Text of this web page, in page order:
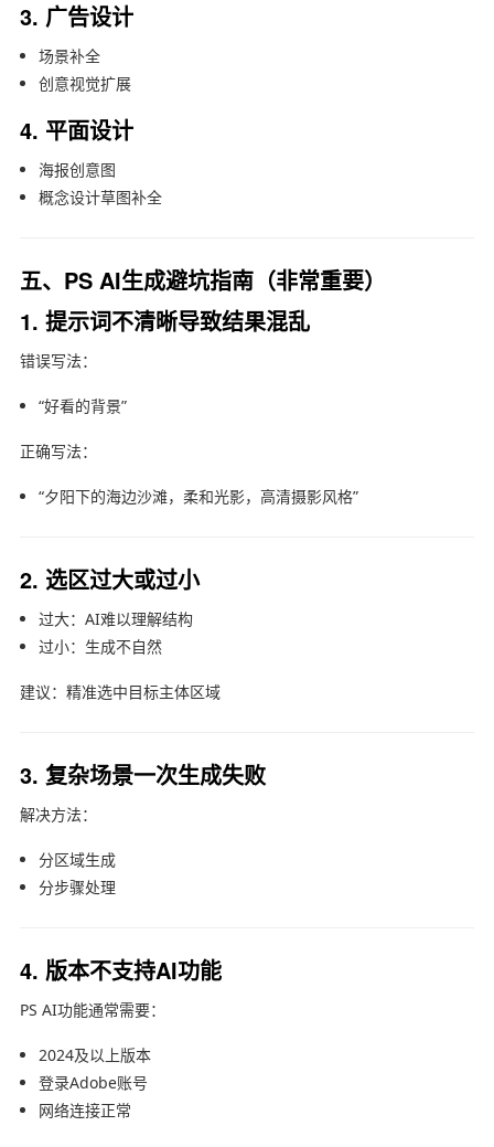
3. 广告设计
场景补全
创意视觉扩展
4. 平面设计
海报创意图
概念设计草图补全
五、PS AI生成避坑指南（非常重要）
1. 提示词不清晰导致结果混乱
错误写法：
“好看的背景”
正确写法：
“夕阳下的海边沙滩，柔和光影，高清摄影风格”
2. 选区过大或过小
过大：AI难以理解结构
过小：生成不自然
建议：精准选中目标主体区域
3. 复杂场景一次生成失败
解决方法：
分区域生成
分步骤处理
4. 版本不支持AI功能
PS AI功能通常需要：
2024及以上版本
登录Adobe账号
网络连接正常